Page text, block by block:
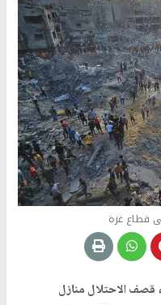
قطاع غزة
الاحتلال منازل